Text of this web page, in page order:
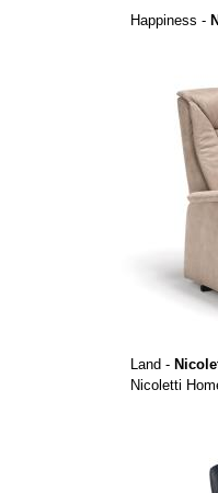
Happiness -
Land -
Nicoletti